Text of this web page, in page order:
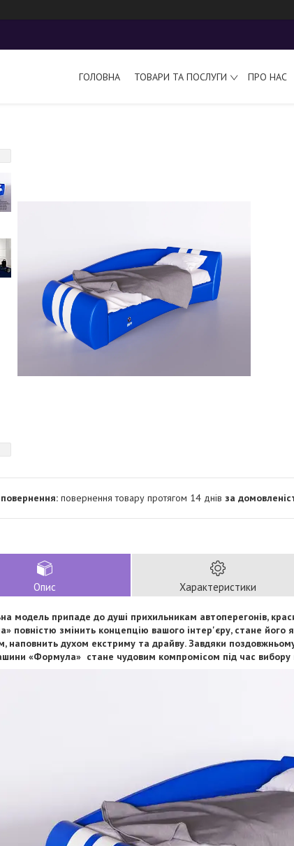
ГОЛОВНА ТОВАРИ ТА ПОСЛУГИ ПРО НАС
повернення товару протягом 14 днів за
Опис Характеристики
модель припаде до душі прихильникам автоперегонів,
повністю змінить концепцію вашого інтер'єру, стане його
наповнить духом екстриму та драйву. Завдяки
«Формула» стане чудовим компромісом під час вибору